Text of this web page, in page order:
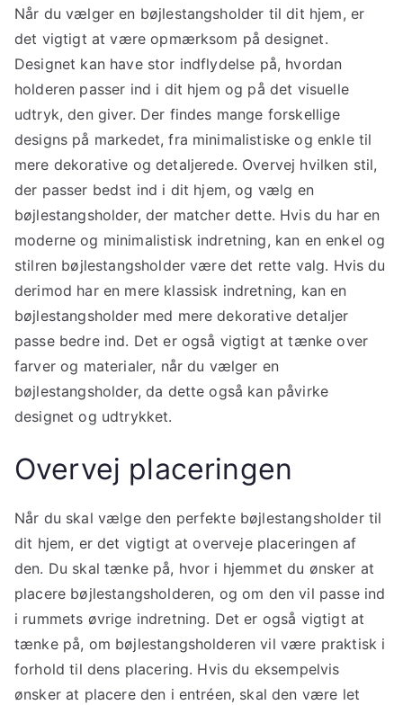
Når du vælger en bøjlestangsholder til dit hjem, er
det vigtigt at være opmærksom på designet.
Designet kan have stor indflydelse på, hvordan
holderen passer ind i dit hjem og på det visuelle
udtryk, den giver. Der findes mange forskellige
designs på markedet, fra minimalistiske og enkle til
mere dekorative og detaljerede. Overvej hvilken stil,
der passer bedst ind i dit hjem, og vælg en
bøjlestangsholder, der matcher dette. Hvis du har en
moderne og minimalistisk indretning, kan en enkel og
stilren bøjlestangsholder være det rette valg. Hvis du
derimod har en mere klassisk indretning, kan en
bøjlestangsholder med mere dekorative detaljer
passe bedre ind. Det er også vigtigt at tænke over
farver og materialer, når du vælger en
bøjlestangsholder, da dette også kan påvirke
designet og udtrykket.
Overvej placeringen
Når du skal vælge den perfekte bøjlestangsholder til
dit hjem, er det vigtigt at overveje placeringen af
den. Du skal tænke på, hvor i hjemmet du ønsker at
placere bøjlestangsholderen, og om den vil passe ind
i rummets øvrige indretning. Det er også vigtigt at
tænke på, om bøjlestangsholderen vil være praktisk i
forhold til dens placering. Hvis du eksempelvis
ønsker at placere den i entréen, skal den være let